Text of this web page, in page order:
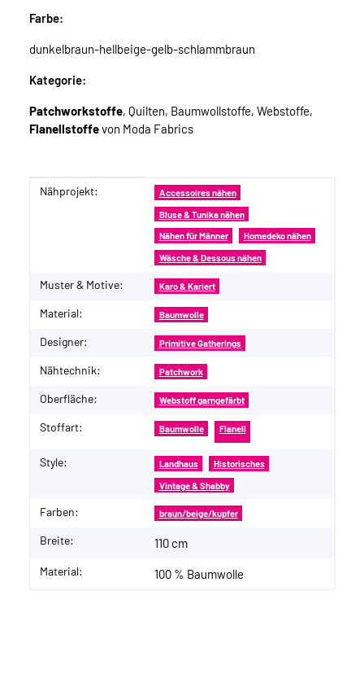
Farbe:
dunkelbraun-hellbeige-gelb-schlammbraun
Kategorie:
Patchworkstoffe, Quilten, Baumwollstoffe, Webstoffe,
Flanellstoffevon Moda Fabrics
Produkteigenschaft
Wert
Nähprojekt: Accessoires nähen
Bluse & Tunika nähen
Nähen für Männer Homedeko nähen
Wäsche & Dessous nähen
Muster & Motive: Karo & Kariert
Material: Baumwolle
Designer: Primitive Gatherings
Nähtechnik: Patchwork
Oberfläche: Webstoff garngefärbt
Stoffart: Baumwolle Flanell
Style: Landhaus Historisches
Vintage & Shabby
Farben: braun/beige/kupfer
Breite: 110 cm
Material: 100 % Baumwolle